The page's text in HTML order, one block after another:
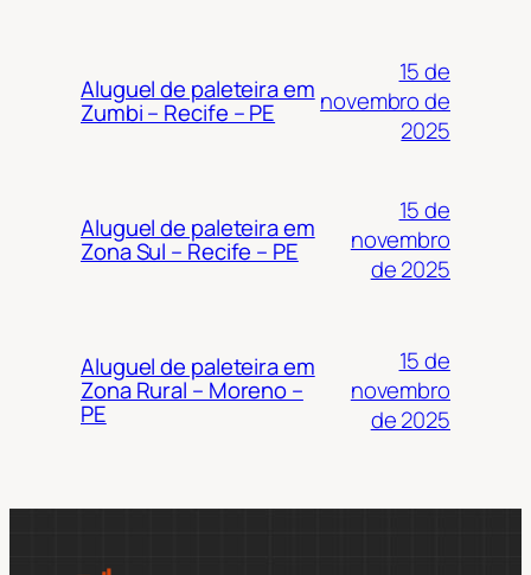
Aluguel de paleteira em
Zumbi – Recife – PE
15 de
novembro de
2025
Aluguel de paleteira em
Zona Sul – Recife – PE
15 de
novembro
de 2025
Aluguel de paleteira em
Zona Rural – Moreno –
PE
15 de
novembro
de 2025